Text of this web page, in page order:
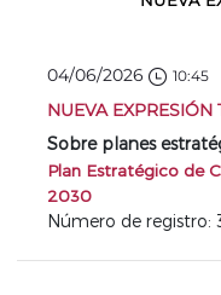
04/06/2026 10:45
NUEVA EXPRESIÓN
Sobre planes
Plan Estratégico de
2030
Número de registro: